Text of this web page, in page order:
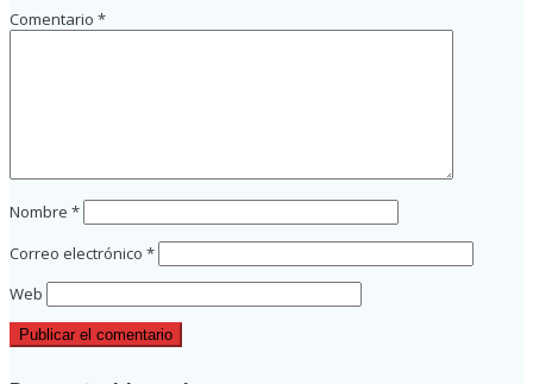
Comentario *
Nombre *
Correo electrónico *
Web